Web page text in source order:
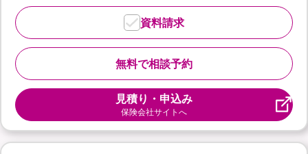
無料で相談予約
資料請求
見積り・申込み
保険会社サイトへ